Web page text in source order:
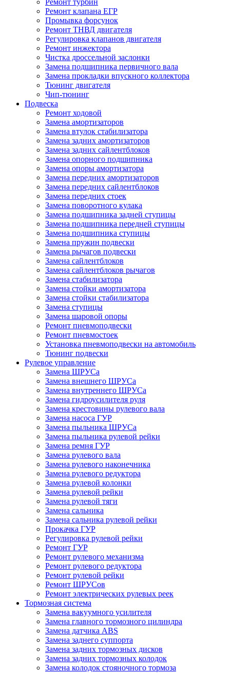
Ремонт клапана ЕГР
Промывка форсунок
Ремонт ТНВД двигателя
Регулировка клапанов двигателя
Ремонт инжектора
Чистка дроссельной заслонки
Замена подшипника первичного вала
Замена прокладки впускного коллектора
Тюнинг двигателя
Чип-тюнинг
Подвеска
Ремонт ходовой
Замена амортизаторов
Замена втулок стабилизатора
Замена задних амортизаторов
Замена задних сайлентблоков
Замена опорного подшипника
Замена опоры амортизатора
Замена передних амортизаторов
Замена передних сайлентблоков
Замена передних стоек
Замена поворотного кулака
Замена подшипника задней ступицы
Замена подшипника передней ступицы
Замена подшипника ступицы
Замена пружин подвески
Замена рычагов подвески
Замена сайлентблоков
Замена сайлентблоков рычагов
Замена стабилизатора
Замена стойки амортизатора
Замена стойки стабилизатора
Замена ступицы
Замена шаровой опоры
Ремонт пневмоподвески
Ремонт пневмостоек
Установка пневмоподвески на автомобиль
Тюнинг подвески
Рулевое управление
Замена ШРУСа
Замена внешнего ШРУСа
Замена внутреннего ШРУСа
Замена гидроусилителя руля
Замена крестовины рулевого вала
Замена насоса ГУР
Замена пыльника ШРУСа
Замена пыльника рулевой рейки
Замена ремня ГУР
Замена рулевого вала
Замена рулевого наконечника
Замена рулевого редуктора
Замена рулевой колонки
Замена рулевой рейки
Замена рулевой тяги
Замена сальника
Замена сальника рулевой рейки
Прокачка ГУР
Регулировка рулевой рейки
Ремонт ГУР
Ремонт рулевого механизма
Ремонт рулевого редуктора
Ремонт рулевой рейки
Ремонт ШРУСов
Ремонт электрических рулевых реек
Тормозная система
Замена вакуумного усилителя
Замена главного тормозного цилиндра
Замена датчика ABS
Замена заднего суппорта
Замена задних тормозных дисков
Замена задних тормозных колодок
Замена колодок стояночного тормоза